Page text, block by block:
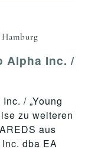
Alpha Inc. /
/ „Young
zu weiteren
aus
dba EA